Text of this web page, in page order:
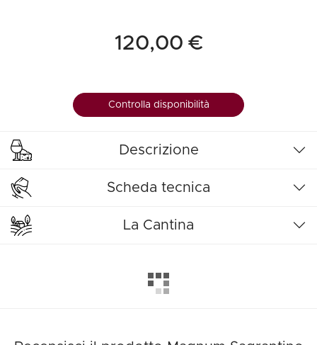
120,00 €
Controlla disponibilità
Descrizione
Scheda tecnica
La Cantina